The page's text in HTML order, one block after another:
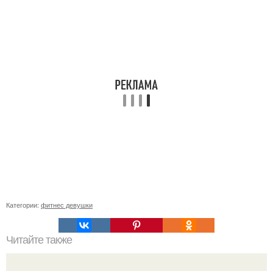
Категории: фитнес девушки
Читайте также